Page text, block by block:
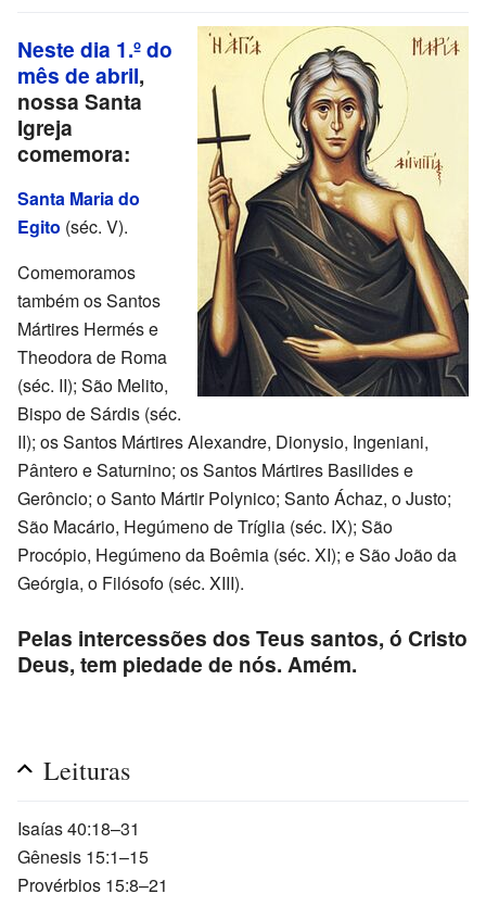
Neste dia 1.º do
mês de abril,
nossa Santa
Igreja
comemora:
Santa Maria do
Egito (séc. V).
Comemoramos
também os Santos
Mártires Hermés e
Theodora de Roma
(séc. II); São Melito,
Bispo de Sárdis (séc.
II); os Santos Mártires Alexandre, Dionysio, Ingeniani,
Pântero e Saturnino; os Santos Mártires Basilides e
Gerôncio; o Santo Mártir Polynico; Santo Áchaz, o Justo;
São Macário, Hegúmeno de Tríglia (séc. IX); São
Procópio, Hegúmeno da Boêmia (séc. XI); e São João da
Geórgia, o Filósofo (séc. XIII).
Pelas intercessões dos Teus santos, ó Cristo
Deus, tem piedade de nós. Amém.
Leituras
Isaías 40:18–31
Gênesis 15:1–15
Provérbios 15:8–21